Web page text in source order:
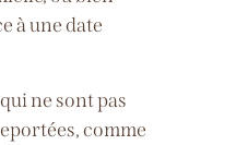
à une date
ne sont pas
comme